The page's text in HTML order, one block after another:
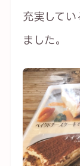
充実して
ました。